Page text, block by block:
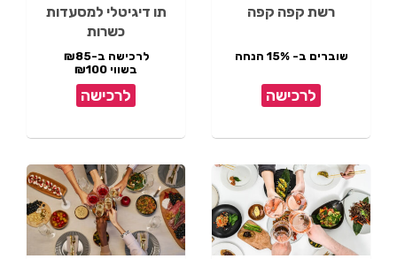
רשת קפה קפה
שוברים ב- 15% הנחה
לרכישה
תו דיגיטלי למסעדות
כשרות
לרכישה ב-₪85
בשווי ₪100
לרכישה